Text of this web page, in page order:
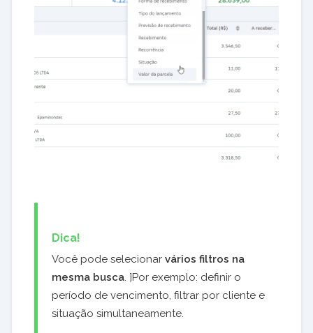
Dica!
Você pode selecionar vários filtros na
mesma busca . ]Por exemplo: definir o
período de vencimento, filtrar por cliente e
situação simultaneamente.